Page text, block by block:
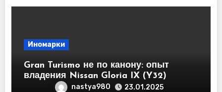
Иномарки
Gran Turismo не по канону: опыт
владения Nissan Gloria IX (Y32)
nastya980 23.01.2025